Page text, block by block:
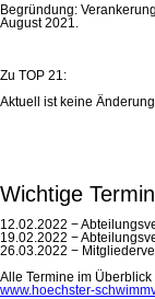
Begründung:
August 2021.
Zu TOP 21:
Aktuell ist keine
Wichtige
12.02.2022 −
19.02.2022 −
26.03.2022 −
Alle Termine im Überblick
www.hoechster-